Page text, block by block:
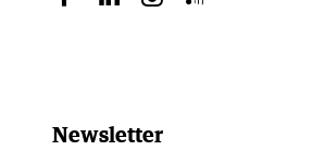
Newsletter